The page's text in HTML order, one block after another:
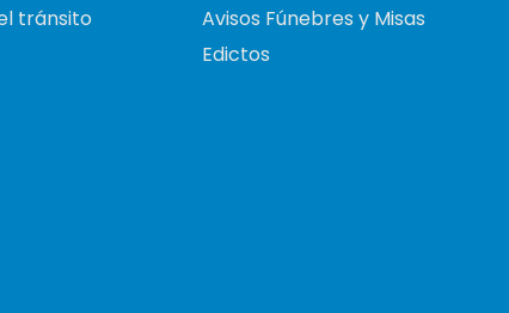
tránsito
Avisos Fúnebres y Misas
Edictos